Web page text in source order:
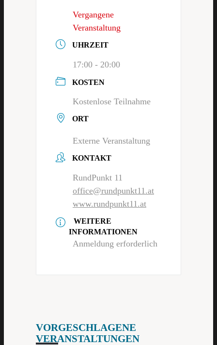
Vergangene
Veranstaltung
UHRZEIT
17:00 - 20:00
KOSTEN
Kostenlose Teilnahme
ORT
Externe Veranstaltung
KONTAKT
RundPunkt 11
office@rundpunkt11.at
www.rundpunkt11.at
WEITERE
INFORMATIONEN
Anmeldung erforderlich
VORGESCHLAGENE
VERANSTALTUNGEN